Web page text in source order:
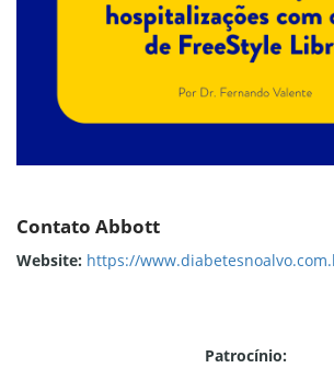
Contato Abbott
Website: https://
Patrocínio: